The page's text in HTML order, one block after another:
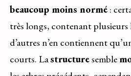
beaucoup moins normé:
très longs, contenant plusieurs
d’autres n’en contiennent
courts. Lastructuresemble